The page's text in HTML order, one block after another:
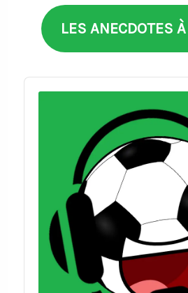
LES ANECDOTES
Audio
Player